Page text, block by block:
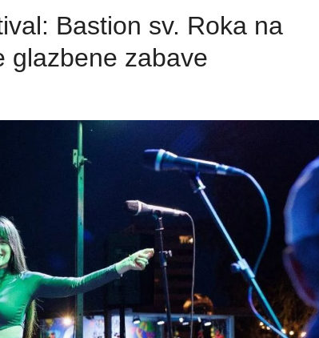
Bastion sv. Roka na
glazbene zabave